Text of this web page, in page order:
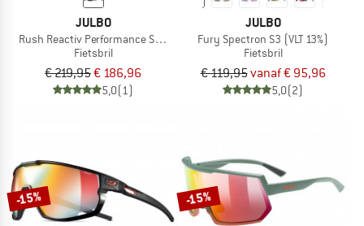
JULBO
Rush Reactiv Performance S0-3 (VLT 12 / 87%)
Fietsbril
€ 219,95€ 186,96
5,0(1)
JULBO
Fury Spectron S3 (VLT 13%)
Fietsbril
€ 119,95vanaf € 95,96
5,0(2)
-15% -15%